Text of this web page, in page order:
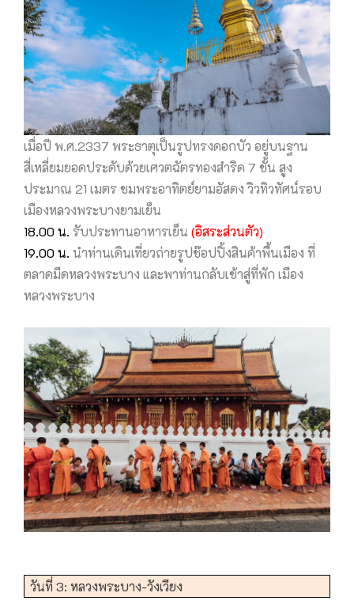
เมื่อปี พ.ศ.2337 พระธาตุเป็นรูปทรงดอกบัว อยู่บนฐาน
สี่เหลี่ยมยอดประดับด้วยเศวตฉัตรทองสำริด 7 ชั้น สูง
ประมาณ 21 เมตร ชมพระอาทิตย์ยามอัสดง วิวทิวทัศน์รอบ
เมืองหลวงพระบางยามเย็น
18.00 น. รับประทานอาหารเย็น (อิสระส่วนตัว)
19.00 น. นำท่านเดินเที่ยวถ่ายรูปช๊อปปิ้งสินค้าพื้นเมือง ที่
ตลาดมืดหลวงพระบาง และพาท่านกลับเข้าสู่ที่พัก เมือง
หลวงพระบาง
วันที่ 3: หลวงพระบาง-วังเวียง